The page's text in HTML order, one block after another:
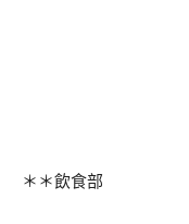
＊＊飲食部